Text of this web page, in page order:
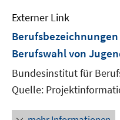
Externer Link
Berufswahl von
Bundesinstitut für
Quelle: